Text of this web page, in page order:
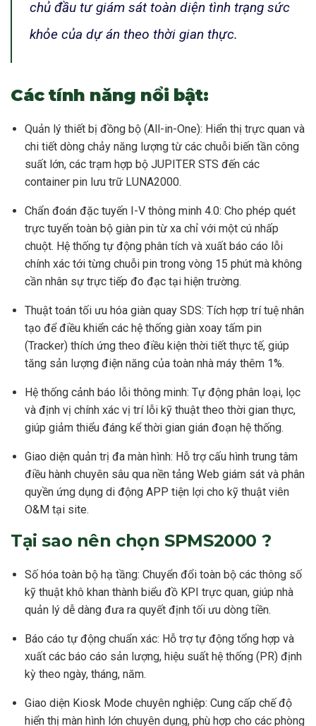
chủ đầu tư giám sát toàn diện tình trạng sức
khỏe của dự án theo thời gian thực.
Các tính năng nổi bật:
Quản lý thiết bị đồng bộ (All-in-One): Hiển thị trực quan và
chi tiết dòng chảy năng lượng từ các chuỗi biến tần công
suất lớn, các trạm hợp bộ JUPITER STS đến các
container pin lưu trữ LUNA2000.
Chẩn đoán đặc tuyến I-V thông minh 4.0: Cho phép quét
trực tuyến toàn bộ giàn pin từ xa chỉ với một cú nhấp
chuột. Hệ thống tự động phân tích và xuất báo cáo lỗi
chính xác tới từng chuỗi pin trong vòng 15 phút mà không
cần nhân sự trực tiếp đo đạc tại hiện trường.
Thuật toán tối ưu hóa giàn quay SDS: Tích hợp trí tuệ nhân
tạo để điều khiển các hệ thống giàn xoay tấm pin
(Tracker) thích ứng theo điều kiện thời tiết thực tế, giúp
tăng sản lượng điện năng của toàn nhà máy thêm 1%.
Hệ thống cảnh báo lỗi thông minh: Tự động phân loại, lọc
và định vị chính xác vị trí lỗi kỹ thuật theo thời gian thực,
giúp giảm thiểu đáng kể thời gian gián đoạn hệ thống.
Giao diện quản trị đa màn hình: Hỗ trợ cấu hình trung tâm
điều hành chuyên sâu qua nền tảng Web giám sát và phân
quyền ứng dụng di động APP tiện lợi cho kỹ thuật viên
O&M tại site.
Tại sao nên chọn SPMS2000 ?
Số hóa toàn bộ hạ tầng: Chuyển đổi toàn bộ các thông số
kỹ thuật khô khan thành biểu đồ KPI trực quan, giúp nhà
quản lý dễ dàng đưa ra quyết định tối ưu dòng tiền.
Báo cáo tự động chuẩn xác: Hỗ trợ tự động tổng hợp và
xuất các báo cáo sản lượng, hiệu suất hệ thống (PR) định
kỳ theo ngày, tháng, năm.
Giao diện Kiosk Mode chuyên nghiệp: Cung cấp chế độ
hiển thị màn hình lớn chuyên dụng, phù hợp cho các phòng